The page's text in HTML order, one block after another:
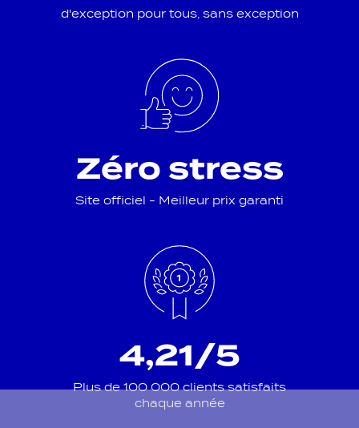
d'exception pour tous, sans exception
Zéro stress
Site officiel - Meilleur prix garanti
4,21/5
Plus de 100 000 clients satisfaits
chaque année